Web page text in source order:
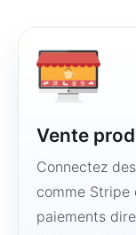
Vente
Connectez
comme Stripe
paiements